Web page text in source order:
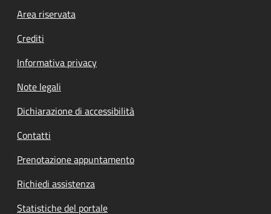
Footer menu
Area riservata
Crediti
Informativa privacy
Note legali
Dichiarazione di accessibilità
Contatti
Prenotazione appuntamento
Richiedi assistenza
Statistiche del portale